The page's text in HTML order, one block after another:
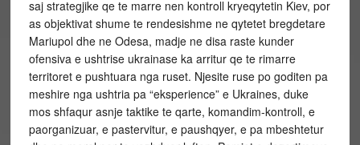
saj strategjike qe te marre nen kontroll kryeqytetin Kiev, por
as objektivat shume te rendesishme ne qytetet bregdetare
Mariupol dhe ne Odesa, madje ne disa raste kunder
ofensiva e ushtrise ukrainase ka arritur qe te rimarre
territoret e pushtuara nga ruset. Njesite ruse po goditen pa
meshire nga ushtria pa “eksperience” e Ukraines, duke
mos shfaqur asnje taktike te qarte, komandim-kontroll, e
paorganizuar, e pastervitur, e paushqyer, e pa mbeshtetur